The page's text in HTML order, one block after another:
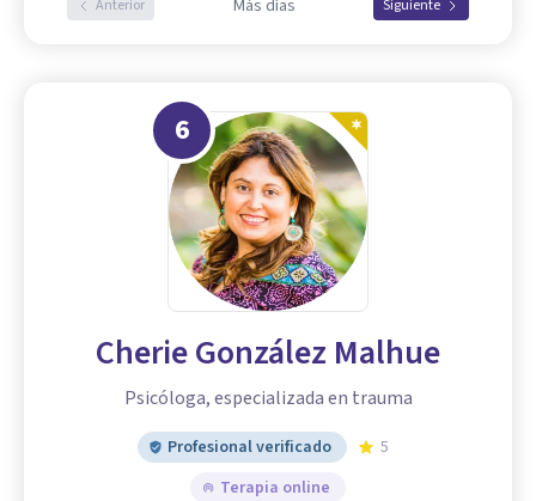
Anterior Más días Siguiente
6
Cherie González Malhue
Psicóloga, especializada en trauma
Profesional verificado
5
Terapia online